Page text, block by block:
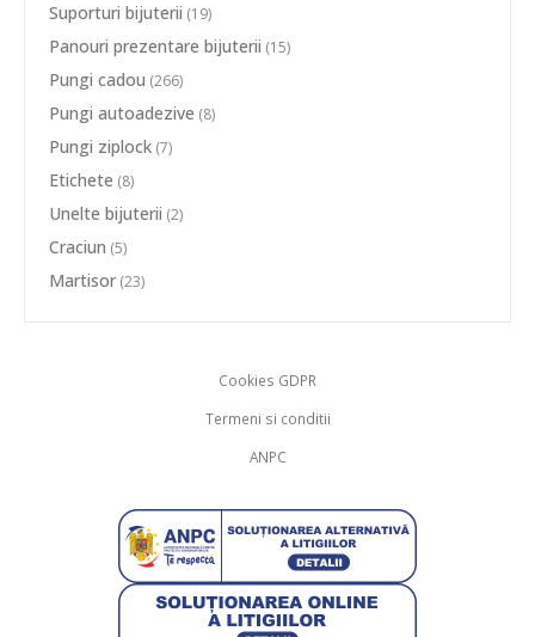
Suporturi bijuterii (19)
Panouri prezentare bijuterii (15)
Pungi cadou (266)
Pungi autoadezive (8)
Pungi ziplock (7)
Etichete (8)
Unelte bijuterii (2)
Craciun (5)
Martisor (23)
Cookies GDPR
Termeni si conditii
ANPC